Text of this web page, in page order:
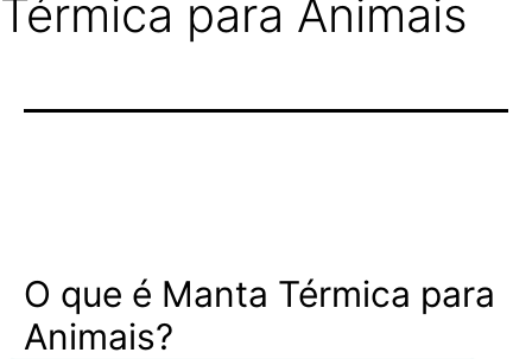
Térmica para Animais
O que é Manta Térmica para
Animais?